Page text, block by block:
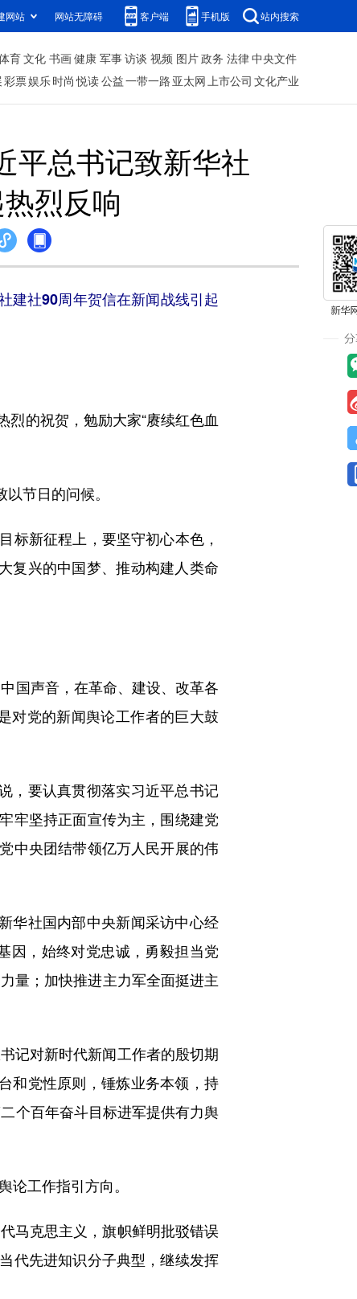
网站 网站无障碍 客户端 手机版 站内搜索
育文化 书画健康 军事访谈 视频 图片政务 法律中央文件
彩票娱乐时尚 悦读公益一带一路 亚太网上市公司 文化产业
总书记致新华社
烈反响
社90周年贺信在新闻战线引起
的祝贺，勉励大家“赓续红色血
节日的问候。
新征程上，要坚守初心本色，
复兴的中国梦、推动构建人类命
国声音，在革命、建设、改革各
对党的新闻舆论工作者的巨大鼓
，要认真贯彻落实习近平总书记
牢坚持正面宣传为主，围绕建党
中央团结带领亿万人民开展的伟
华社国内部中央新闻采访中心经
因，始终对党忠诚，勇毅担当党
量；加快推进主力军全面挺进主
记对新时代新闻工作者的殷切期
和党性原则，锤炼业务本领，持
个百年奋斗目标进军提供有力舆
工作指引方向。
马克思主义，旗帜鲜明批驳错误
代先进知识分子典型，继续发挥